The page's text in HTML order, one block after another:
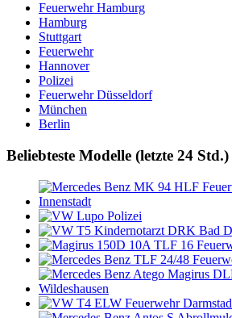
Feuerwehr Hamburg
Hamburg
Stuttgart
Feuerwehr
Hannover
Polizei
Feuerwehr Düsseldorf
München
Berlin
Beliebteste Modelle (letzte 24 Std.)